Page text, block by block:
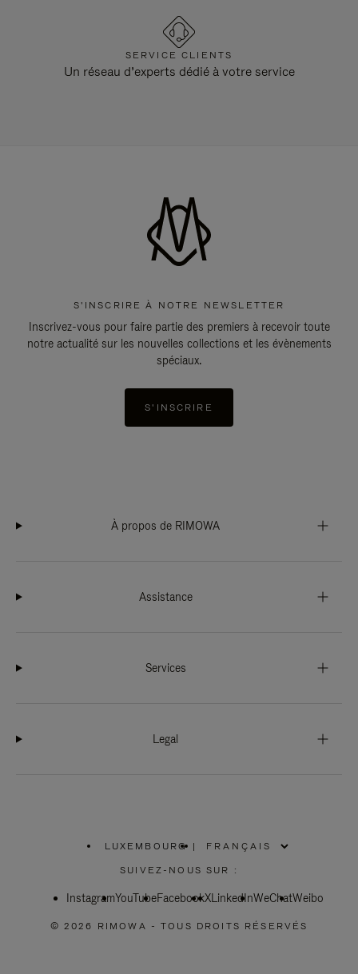
SERVICE CLIENTS
Un réseau d’experts dédié à votre service
S'INSCRIRE À NOTRE NEWSLETTER
Inscrivez-vous pour faire partie des premiers à recevoir toute
notre actualité sur les nouvelles collections et les évènements
spéciaux.
S'INSCRIRE
À propos de RIMOWA
Assistance
Services
Legal
LUXEMBOURG
SÉLECTIONNEZ
VOTRE
|
SUIVEZ-NOUS SUR :
InstagramYouTubeFacebookXLinkedInWeChatWeibo
© 2026 RIMOWA - TOUS DROITS RÉSERVÉS